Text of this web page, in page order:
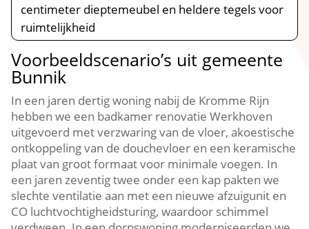
centimeter dieptemeubel en heldere tegels voor
ruimtelijkheid
Voorbeeldscenario’s uit gemeente
Bunnik
In een jaren dertig woning nabij de Kromme Rijn
hebben we een badkamer renovatie Werkhoven
uitgevoerd met verzwaring van de vloer, akoestische
ontkoppeling van de douchevloer en een keramische
plaat van groot formaat voor minimale voegen.​ In
een jaren zeventig twee onder een kap pakten we
slechte ventilatie aan met een nieuwe afzuigunit en
CO luchtvochtigheidsturing, waardoor schimmel